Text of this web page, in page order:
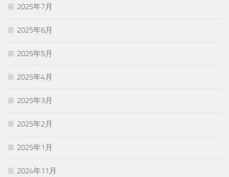
2025年7月
2025年6月
2025年5月
2025年4月
2025年3月
2025年2月
2025年1月
2024年11月